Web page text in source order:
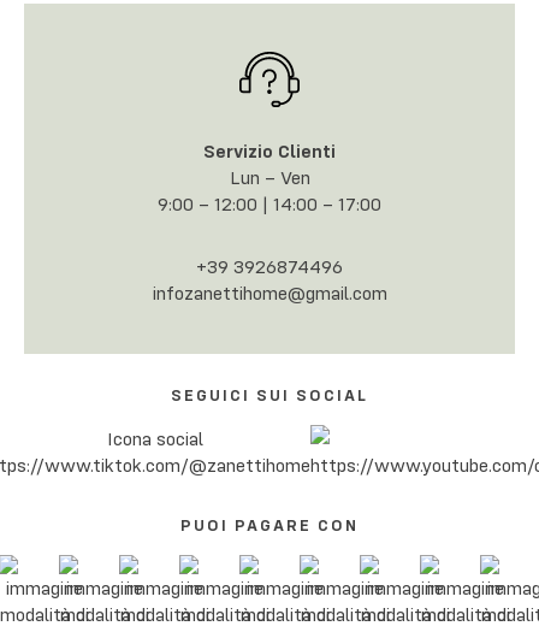
Servizio Clienti
Lun – Ven
9:00 – 12:00 | 14:00 – 17:00
+39 3926874496
infozanettihome@gmail.com
SEGUICI SUI SOCIAL
PUOI PAGARE CON